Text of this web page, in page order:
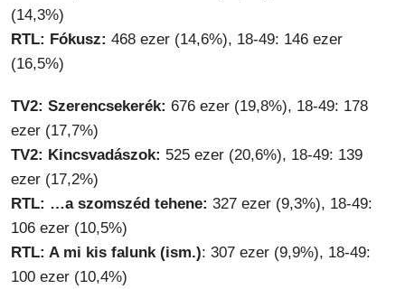
(14,3%)
RTL: Fókusz: 468 ezer (14,6%), 18-49: 146 ezer
(16,5%)
TV2: Szerencsekerék: 676 ezer (19,8%), 18-49: 178
ezer (17,7%)
TV2: Kincsvadászok: 525 ezer (20,6%), 18-49: 139
ezer (17,2%)
RTL: …a szomszéd tehene: 327 ezer (9,3%), 18-49:
106 ezer (10,5%)
RTL: A mi kis falunk (ism.): 307 ezer (9,9%), 18-49:
100 ezer (10,4%)